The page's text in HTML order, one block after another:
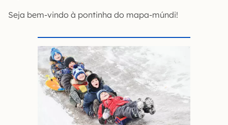
Seja bem-vindo à pontinha do mapa-múndi!